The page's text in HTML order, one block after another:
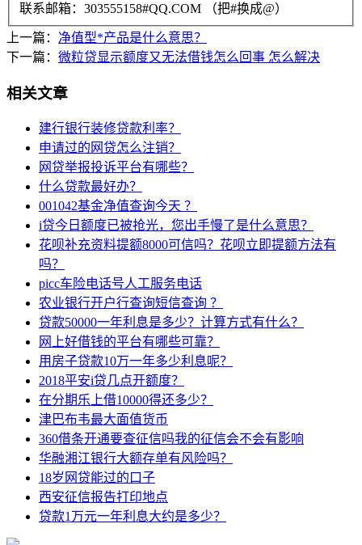
联系邮箱：303555158#QQ.COM （把#换成@）
上一篇： 净值型*产品是什么意思？
下一篇： 微粒贷显示额度又无法借钱怎么回事 怎么解决
相关文章
建行银行装修贷款利率？
申请过的网贷怎么注销？
网贷举报投诉平台有哪些？
什么贷款最好办？
001042基金净值查询今天 ？
i贷今日额度已被抢光，您出手慢了是什么意思？
花呗补充资料提额8000可信吗？花呗立即提额方法有
吗？
picc车险电话号人工服务电话
农业银行开户行查询短信查询 ？
贷款50000一年利息是多少？计算方式有什么？
网上好借钱的平台有哪些可靠？
用房子贷款10万一年多少利息呢？
2018平安i贷几点开额度？
在分期乐上借10000得还多少？
津巴布韦最大面值货币
360借条开通要查征信吗我的征信会不会有影响
华融湘江银行大额存单有风险吗？
18岁网贷能过的口子
西安征信报告打印地点
贷款1万元一年利息大约是多少？